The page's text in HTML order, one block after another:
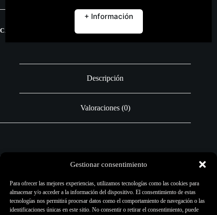
Gestionar consentimiento
Para ofrecer las mejores experiencias, utilizamos tecnologías como las cookies para
almacenar y/o acceder a la información del dispositivo. El consentimiento de estas
tecnologías nos permitirá procesar datos como el comportamiento de navegación o las
identificaciones únicas en este sitio. No consentir o retirar el consentimiento, puede
-
50
ML.
CATEGORÍAS: MATERIAL ARTÍSTICO
Descripción
Valoraciones (0)
Pigmento Artístico Obscure Grey – Vice Colors 50 ml.
Estos pigmentos no son fabricados para tatuaje. Por lo tanto, no
vendemos estos colores para su uso.
+ Información